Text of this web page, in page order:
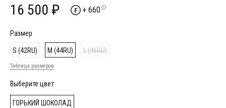
16 500 ₽ + 660
Размер
S (42RU) M (44RU) L (46RU)
Таблица размеров
Выберите цвет
ГОРЬКИЙ ШОКОЛАД